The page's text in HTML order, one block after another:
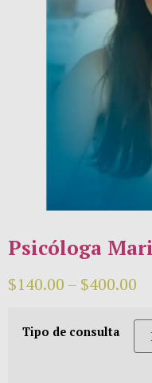
Psicóloga
$140.00 – $400.00
Tipo de consulta